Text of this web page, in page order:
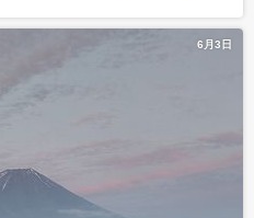
6月3日